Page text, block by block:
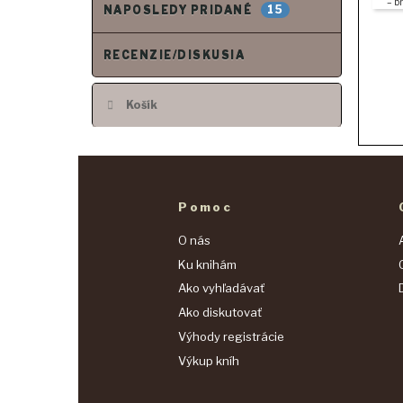
NAPOSLEDY PRIDANÉ 15
RECENZIE/DISKUSIA
Košík
Pomoc
O nás
Ku knihám
Ako vyhľadávať
Ako diskutovať
Výhody registrácie
Výkup kníh